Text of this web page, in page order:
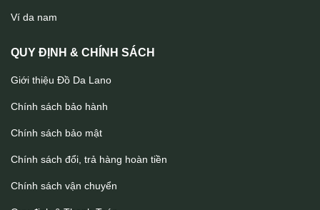
Ví da nam
QUY ĐỊNH & CHÍNH SÁCH
Giới thiệu Đồ Da Lano
Chính sách bảo hành
Chính sách bảo mật
Chính sách đổi, trả hàng hoàn tiền
Chính sách vận chuyển